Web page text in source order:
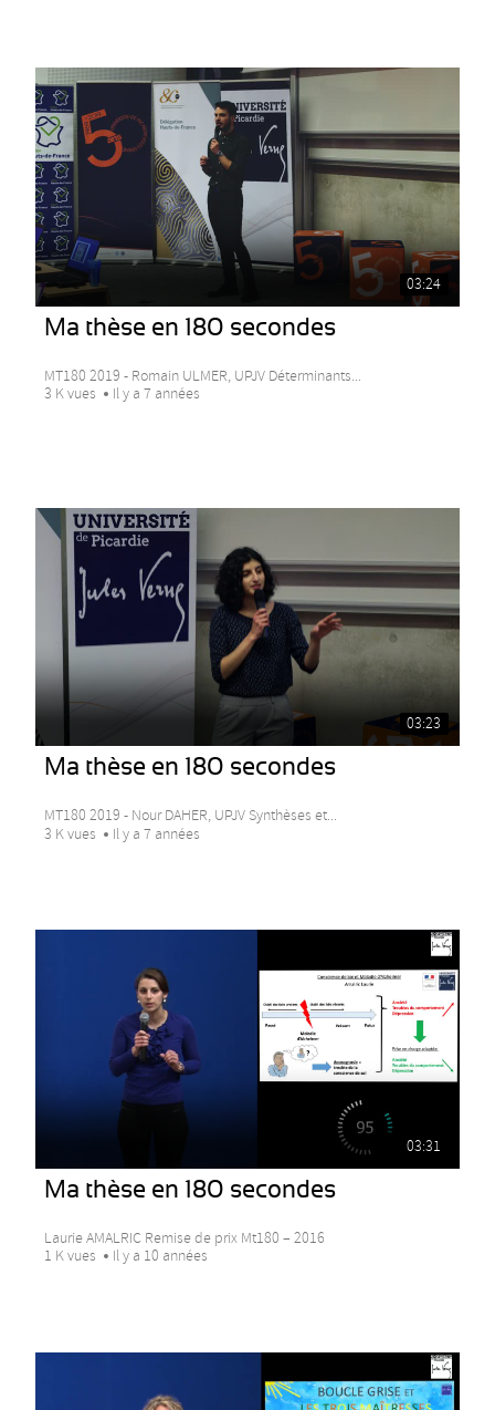
03:24
Ma thèse en 180 secondes
MT180 2019 - Romain ULMER, UPJV Déterminants...
3 K vues
Il y a 7 années
03:23
Ma thèse en 180 secondes
MT180 2019 - Nour DAHER, UPJV Synthèses et...
3 K vues
Il y a 7 années
03:31
Ma thèse en 180 secondes
Laurie AMALRIC Remise de prix Mt180 – 2016
1 K vues
Il y a 10 années